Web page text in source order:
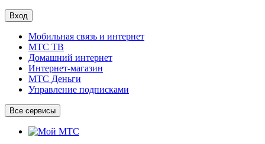
Вход
Мобильная связь и интернет
МТС ТВ
Домашний интернет
Интернет-магазин
МТС Деньги
Управление подписками
Все сервисы